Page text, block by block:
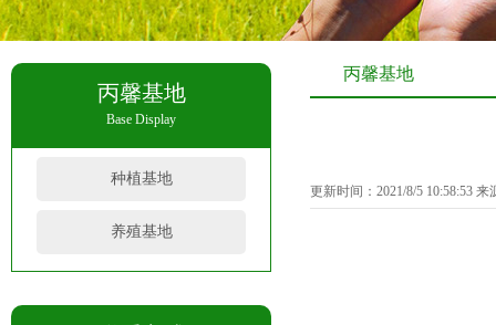
丙馨基地
Base Display
种植基地
养殖基地
丙馨基地
更新时间：2021/8/5 10:58:53